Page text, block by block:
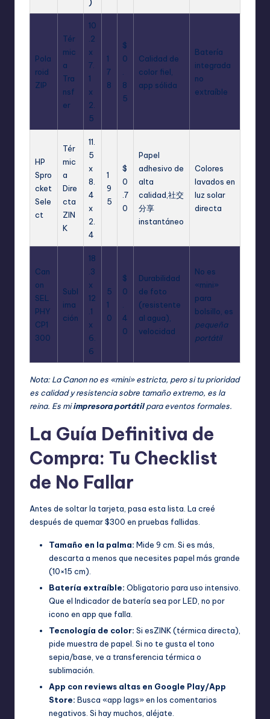
Pola
roid
ZIP
Tér
mic
a
Tra
nsf
er
10
.2
x
7.
1
x
2.
5
1
7
8
$
0
8
5
Calidad de
color fiel,
app sólida
Batería
integrada
no
extraíble
HP
Spro
cket
Sele
ct
Tér
mic
a
Dire
cta
ZIN
K
11.
5
x
8.
4
x
2.
4
1
9
5
$
0
.7
0
Papel
adhesivo de
alta
calidad,社交
分享
instantáneo
Colores
lavados en
luz solar
directa
Can
on
SEL
PHY
CP1
300
Subl
ima
ción
18
.3
x
12
.1
x
6.
6
5
1
0
$
0
4
0
Durabilidad
de foto
(resistente
al agua),
velocidad
No es
«mini»
para
bolsillo, es
pequeña
portátil
Nota: La Canon no es «mini» estricta, pero si tu prioridad
es calidad y resistencia sobre tamaño extremo, es la
reina. Es miimpresora portátilpara eventos formales.
La Guía Definitiva de
Compra: Tu Checklist
de No Fallar
Antes de soltar la tarjeta, pasa esta lista. La creé
después de quemar $300 en pruebas fallidas.
Tamaño en la palma: Mide 9 cm. Si es más,
descarta a menos que necesites papel más grande
(10×15 cm).
Batería extraíble: Obligatorio para uso intensivo.
Que el Indicador de batería sea por LED, no por
icono en app que falla.
Tecnología de color: Si esZINK (térmica directa),
pide muestra de papel. Si no te gusta el tono
sepia/base, ve a transferencia térmica o
sublimación.
App con reviews altas en Google Play/App
Store: Busca «app lags» en los comentarios
negativos. Si hay muchos, aléjate.